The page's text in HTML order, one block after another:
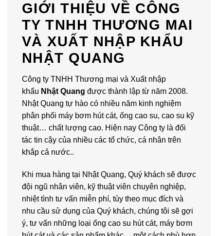
GIỚI THIỆU VỀ CÔNG
TY TNHH THƯƠNG MAI
VÀ XUẤT NHẬP KHẨU
NHẬT QUANG
Công ty TNHH Thương mại và Xuất nhập
khẩu Nhật Quang được thành lập từ năm 2008.
Nhật Quang tự hào có nhiều năm kinh nghiệm
phân phối máy bơm hút cát, ống cao su, cao su kỹ
thuật… chất lượng cao. Hiện nay Công ty là đối
tác tin cậy của nhiều các tổ chức, cá nhân trên
khắp cả nước..
Khi mua hàng tại Nhật Quang, Quý khách sẽ được
đội ngũ nhân viên, kỹ thuật viên chuyên nghiệp,
nhiệt tình tư vấn miễn phí, tùy theo mục đích và
nhu cầu sử dụng của Quý khách, chúng tôi sẽ gợi
ý, tư vấn những loại ống cao su hút cát, máy bơm